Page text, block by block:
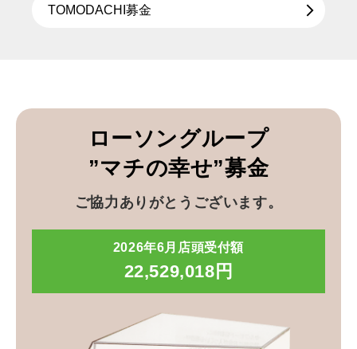
TOMODACHI募金
ローソングループ
”マチの幸せ”募金
ご協力ありがとうございます。
2026年6月店頭受付額
22,529,018円